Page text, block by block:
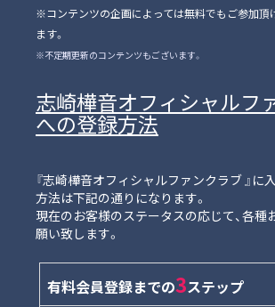
※コンテンツの企画によっては無料でもご参加頂
ます。
※不定期更新のコンテンツもございます。
志崎樺音オフィシャルフ
への登録方法
『志崎樺音オフィシャルファンクラブ 』に
方法は下記の通りになります。
現在のお客様のステータスの応じて、各種
願い致します。
有料会員登録までの3ステップ